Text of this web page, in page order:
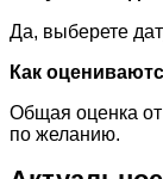
Да, выберете
Как
Общая оценка от
по желанию.